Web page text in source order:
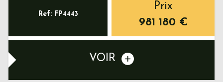
Ref: FP4443
Prix
981 180 €
VOIR